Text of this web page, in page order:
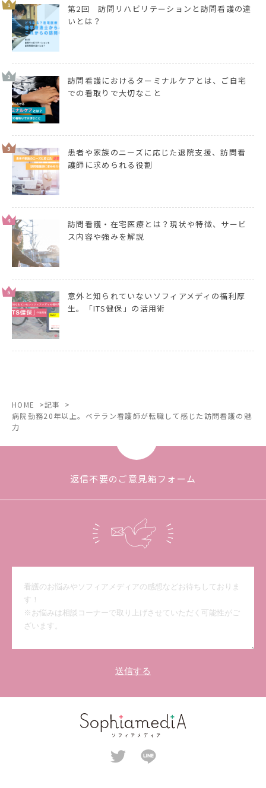
1
第2回 訪問リハビリテーションと訪問看護の違
いとは？
2
訪問看護におけるターミナルケアとは、ご自宅
での看取りで大切なこと
3
患者や家族のニーズに応じた退院支援、訪問看
護師に求められる役割
4
訪問看護・在宅医療とは？現状や特徴、サービ
ス内容や強みを解説
5
意外と知られていないソフィアメディの福利厚
生。「ITS健保」の活用術
HOME
記事
病院勤務20年以上。ベテラン看護師が転職して感じた訪問看護の魅
力
返信不要のご意見箱フォーム
送信する